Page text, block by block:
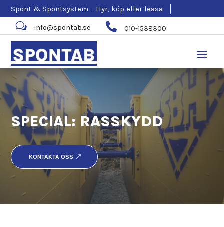
Spont & Spontsystem – Hyr, köp eller leasa
w info@spontab.se  010-1538300
SPECIAL: RASSKYDD
KONTAKTA OSS